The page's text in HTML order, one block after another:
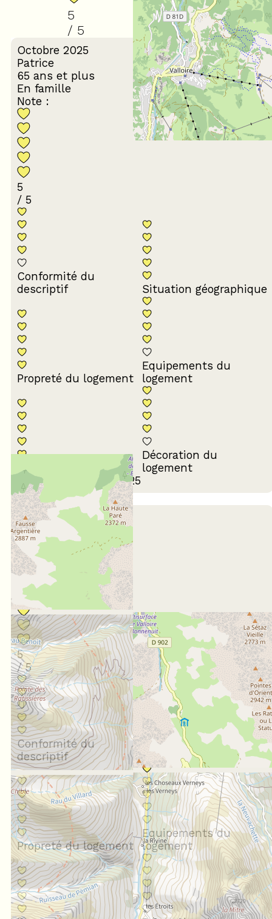
5
/ 5
Octobre 2025
Patrice
65 ans et plus
En famille
Note :
5
/ 5
Conformité du
descriptif
Situation géographique
Propreté du logement
Equipements du
logement
Confort de la literie
Décoration du
logement
Avis écrit le 12/10/2025
Juin 2024
Carl
55 à 64 ans
Entre amis
Note :
5
/ 5
Conformité du
descriptif
Situation géographique
Propreté du logement
Equipements du
logement